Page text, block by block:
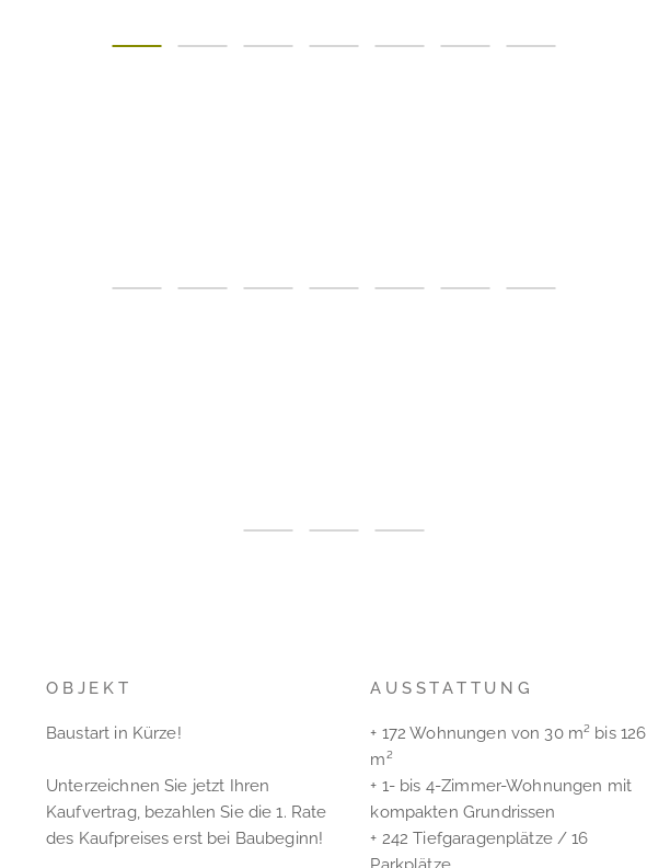
OBJEKT
Baustart in Kürze!
Unterzeichnen Sie jetzt Ihren
Kaufvertrag, bezahlen Sie die 1. Rate
des Kaufpreises erst bei Baubeginn!
AUSSTATTUNG
+ 172 Wohnungen von 30 m² bis 126
m²
+ 1- bis 4-Zimmer-Wohnungen mit
kompakten Grundrissen
+ 242 Tiefgaragenplätze / 16